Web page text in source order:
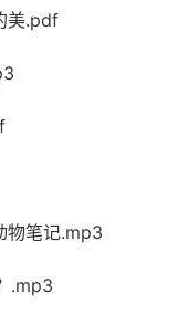
美.pdf
物笔记.mp3
.mp3